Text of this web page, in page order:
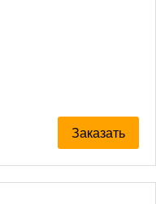
Заказать